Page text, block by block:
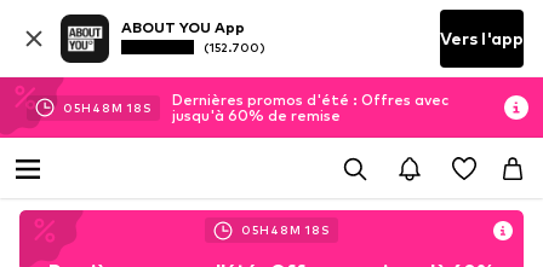
ABOUT YOU App
(152.700) Vers l'app
05H 48M 16 S
Dernières promos d'été : Offres avec
jusqu'à 60% de remise
05H 48M 16 S